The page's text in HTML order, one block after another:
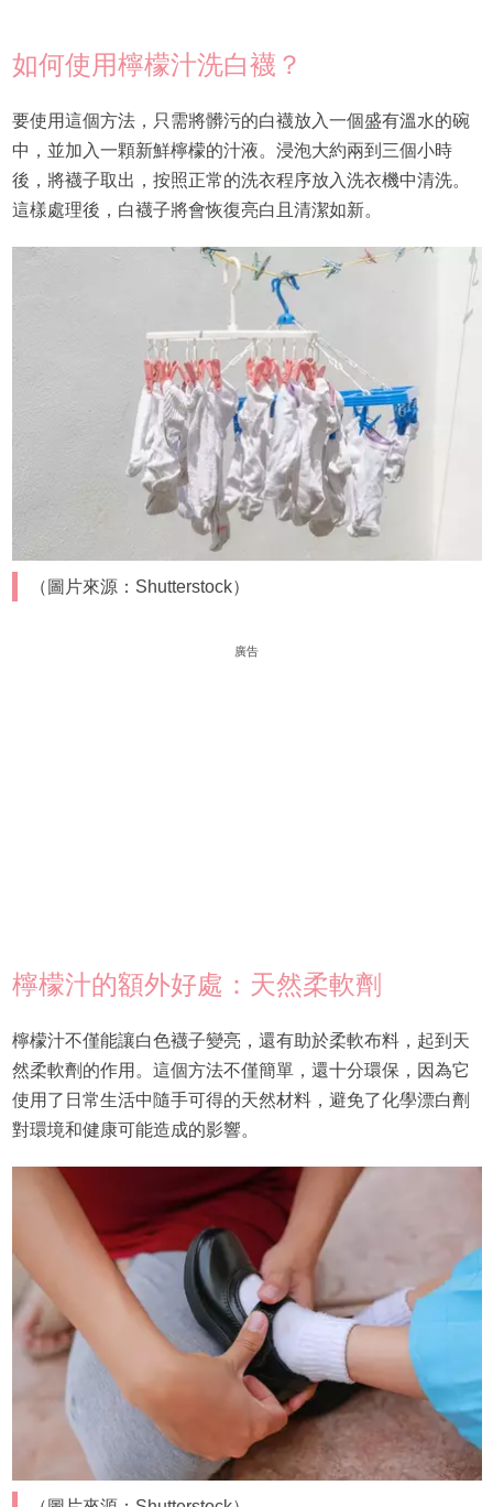
如何使用檸檬汁洗白襪？
要使用這個方法，只需將髒污的白襪放入一個盛有溫水的碗
中，並加入一顆新鮮檸檬的汁液。浸泡大約兩到三個小時
後，將襪子取出，按照正常的洗衣程序放入洗衣機中清洗。
這樣處理後，白襪子將會恢復亮白且清潔如新。
（圖片來源：Shutterstock）
廣告
檸檬汁的額外好處：天然柔軟劑
檸檬汁不僅能讓白色襪子變亮，還有助於柔軟布料，起到天
然柔軟劑的作用。這個方法不僅簡單，還十分環保，因為它
使用了日常生活中隨手可得的天然材料，避免了化學漂白劑
對環境和健康可能造成的影響。